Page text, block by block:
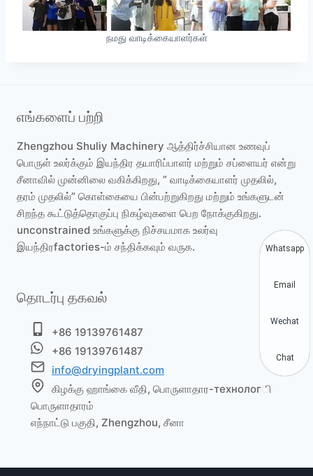
நமது வாடிக்கையாளர்கள்
எங்களைப் பற்றி
Zhengzhou Shuliy Machinery ஆத்திர்ச்சியான உணவுப்
பொருள் உலர்க்கும் இயந்திர தயாரிப்பாளர் மற்றும் சப்ளையர் என்று
சீனாவில் முன்னிலை வகிக்கிறது, ” வாடிக்கையாளர் முதலில்,
தரம் முதலில்” கொள்கையை பின்பற்றுகிறது மற்றும் உங்களுடன்
சிறந்த கூட்டுத்தொகுப்பு நிகழ்வுகளை பெற நோக்குகிறது.
unconstrained உங்களுக்கு நிச்சயமாக உலர்வு
இயந்திரfactories-ம் சந்திக்கவும் வருக.
தொடர்பு தகவல்
+86 19139761487
+86 19139761487
info@dryingplant.com
கிழக்கு ஹாங்கை வீதி, பொருளாதார-технологி
பொருளாதாரம்
எந்நாட்டு பகுதி, Zhengzhou, சீனா
Whatsapp
Email
Wechat
Chat